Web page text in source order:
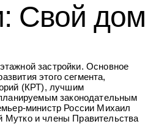
Свой дом
застройки. Основное
этого сегмента,
(КРТ), лучшим
законодательным
министр России Михаил
и члены Правительства